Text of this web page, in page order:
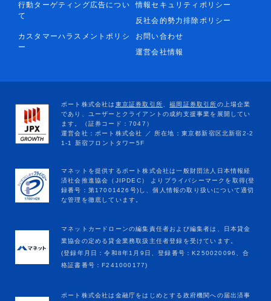
行動ターゲティング広告につい
て
情報セキュリティポリシー
反社会的勢力排除ポリシー
カスタマーハラスメントポリシ
ー
お問い合わせ
運営会社情報
マネットカードローンの編集責任者および編集者は、日本貸金
業協会の定める貸金業務取扱主任者登録を受けています。
(登録年月日：令和8年1月9日、登録番号：K250020096、合
格証書番号：F241000177)
ポート株式会社は金融庁をはじめとする政府機関への届出済事